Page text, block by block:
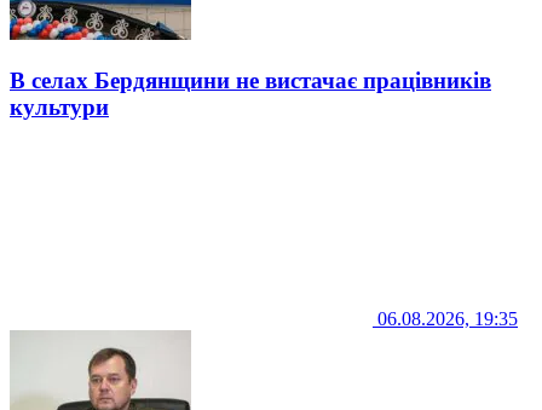
В селах Бердянщини не вистачає працівників
культури
06.08.2026, 19:35